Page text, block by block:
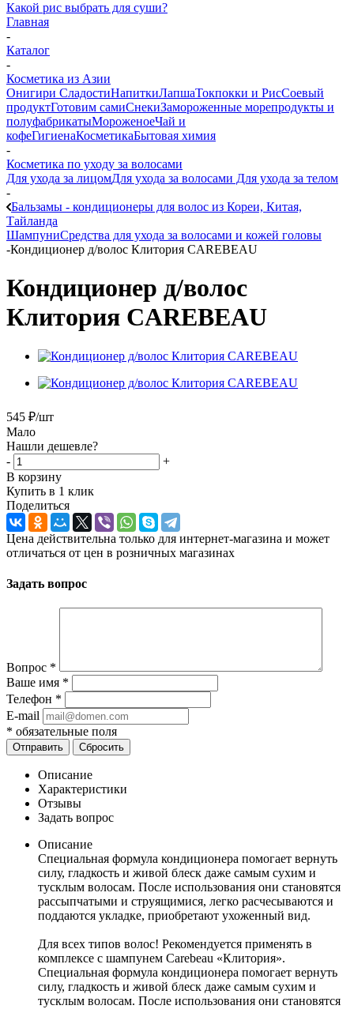
Какой рис выбрать для суши?
Главная
-
Каталог
-
Косметика из Азии
Онигири СладостиНапиткиЛапшаТокпокки и РисСоевый
продуктГотовим самиСнекиЗамороженные морепродукты и
полуфабрикатыМороженоеЧай и
кофеГигиенаКосметикаБытовая химия
-
Косметика по уходу за волосами
Для ухода за лицомДля ухода за волосами Для ухода за телом
-
Бальзамы - кондиционеры для волос из Кореи, Китая,
Тайланда
ШампуниСредства для ухода за волосами и кожей головы
-Кондиционер д/волос Клитория CAREBEAU
Кондиционер д/волос
Клитория CAREBEAU
545 ₽/шт
Мало
Нашли дешевле?
-
+
В корзину
Купить в 1 клик
Поделиться
Цена действительна только для интернет-магазина и может
отличаться от цен в розничных магазинах
Задать вопрос
Вопрос *
Ваше имя *
Телефон *
E-mail
* обязательные поля
Отправить Сбросить
Описание
Характеристики
Отзывы
Задать вопрос
Описание
Специальная формула кондиционера помогает вернуть
силу, гладкость и живой блеск даже самым сухим и
тусклым волосам. После использования они становятся
рассыпчатыми и струящимися, легко расчесываются и
поддаются укладке, приобретают ухоженный вид.
Для всех типов волос! Рекомендуется применять в
комплексе с шампунем Carebeau «Клитория».
Специальная формула кондиционера помогает вернуть
силу, гладкость и живой блеск даже самым сухим и
тусклым волосам. После использования они становятся